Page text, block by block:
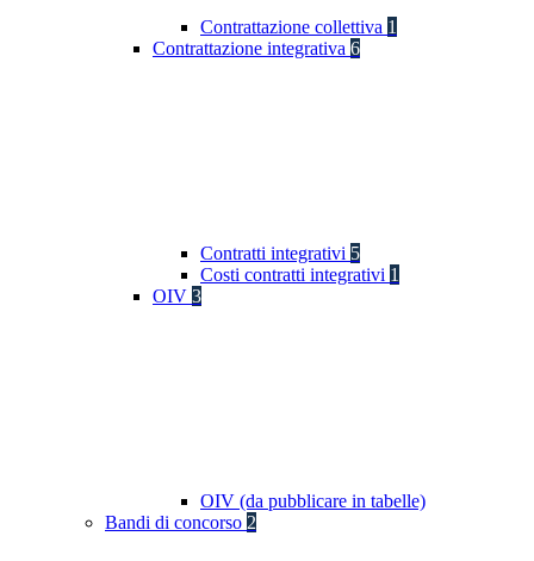
Contrattazione collettiva 1
Contrattazione integrativa 6
Contratti integrativi 5
Costi contratti integrativi 1
OIV 3
OIV (da pubblicare in tabelle)
Bandi di concorso 2